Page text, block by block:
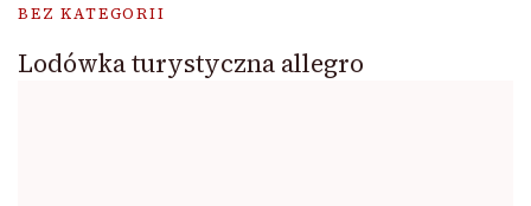
BEZ KATEGORII
Lodówka turystyczna allegro